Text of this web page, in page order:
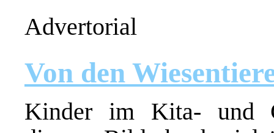
Advertorial
Von den
Kinder im Kita- und